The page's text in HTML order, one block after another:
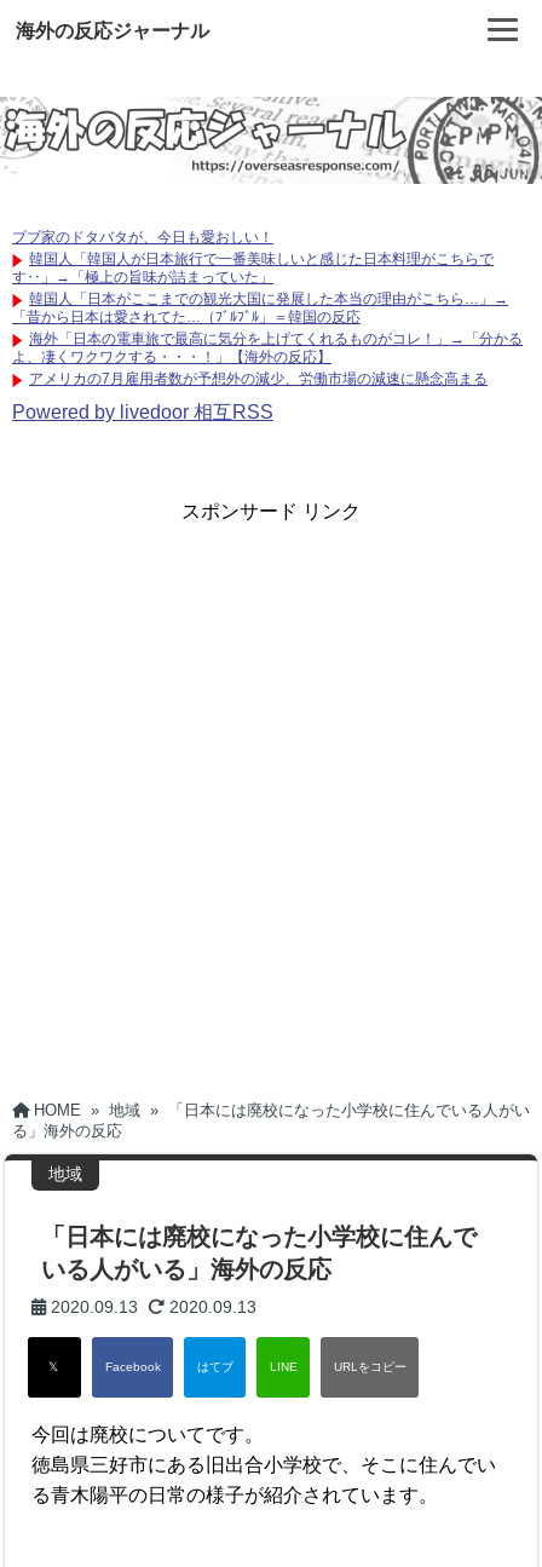
海外の反応ジャーナル
ブブ家のドタバタが、今日も愛おしい！
韓国人「韓国人が日本旅行で一番美味しいと感じた日本料理がこちらで
す‥」→「極上の旨味が詰まっていた」
韓国人「日本がここまでの観光大国に発展した本当の理由がこちら…」→
「昔から日本は愛されてた…（ﾌﾞﾙﾌﾞﾙ」＝韓国の反応
海外「日本の電車旅で最高に気分を上げてくれるものがコレ！」→「分かる
よ、凄くワクワクする・・・！」【海外の反応】
アメリカの7月雇用者数が予想外の減少、労働市場の減速に懸念高まる
Powered by livedoor 相互RSS
スポンサード リンク
HOME » 地域 »
「日本には廃校になった小学校に住んでいる人がい
る」海外の反応
地域
「日本には廃校になった小学校に住んで
いる人がいる」海外の反応
2020.09.13 2020.09.13
今回は廃校についてです。
徳島県三好市にある旧出合小学校で、そこに住んでい
る青木陽平の日常の様子が紹介されています。